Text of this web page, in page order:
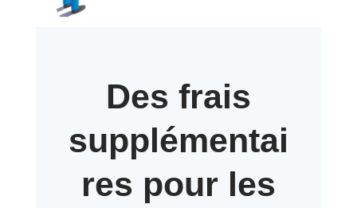
Des frais
supplémentai
res pour les